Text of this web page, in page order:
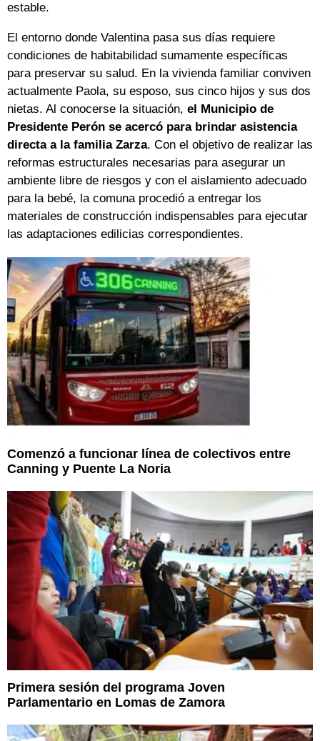
estable.
El entorno donde Valentina pasa sus días requiere
condiciones de habitabilidad sumamente específicas
para preservar su salud. En la vivienda familiar conviven
actualmente Paola, su esposo, sus cinco hijos y sus dos
nietas. Al conocerse la situación, el Municipio de
Presidente Perón se acercó para brindar asistencia
directa a la familia Zarza. Con el objetivo de realizar las
reformas estructurales necesarias para asegurar un
ambiente libre de riesgos y con el aislamiento adecuado
para la bebé, la comuna procedió a entregar los
materiales de construcción indispensables para ejecutar
las adaptaciones edilicias correspondientes.
Comenzó a funcionar línea de colectivos entre
Canning y Puente La Noria
Primera sesión del programa Joven
Parlamentario en Lomas de Zamora